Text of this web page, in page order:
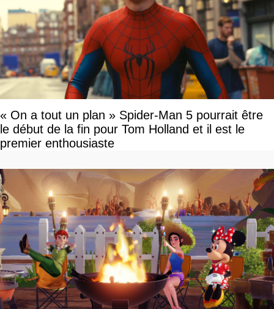
« On a tout un plan » Spider-Man 5 pourrait être
le début de la fin pour Tom Holland et il est le
premier enthousiaste